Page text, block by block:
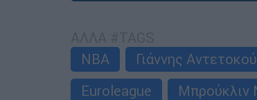
NBA
Γιάννης
Euroleague
Μπρούκλιν